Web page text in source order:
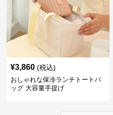
¥3,860 (税込)
おしゃれな保冷ランチトートバ
ッグ 大容量手提げ